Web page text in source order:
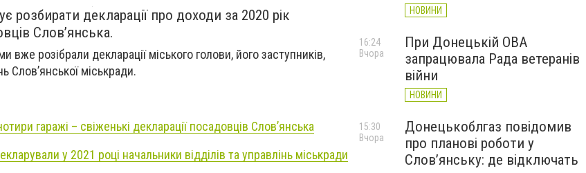
розбирати декларації про доходи за 2020 рік
Слов’янська.
вже розібрали декларації міського голови, його заступників,
Слов’янської міськради.
гаражі – свіженькі декларації посадовців Слов’янська
у 2021 році начальники відділів та управлінь міськради
НОВИНИ
При Донецькій ОВА
запрацювала Рада ветеранів
війни
НОВИНИ
16:24
Вчора
Донецькоблгаз повідомив
про планові роботи у
Слов’янську: де відключать
15:30
Вчора